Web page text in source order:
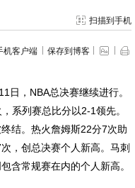
扫描到手机
机客户端 保存到博客
，NBA总决赛继续进行。
系列赛总比分以2-1领先。
结。热火詹姆斯22分7次助
，创总决赛个人新高。马刺
含常规赛在内的个人新高。